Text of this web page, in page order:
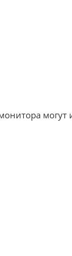
могут